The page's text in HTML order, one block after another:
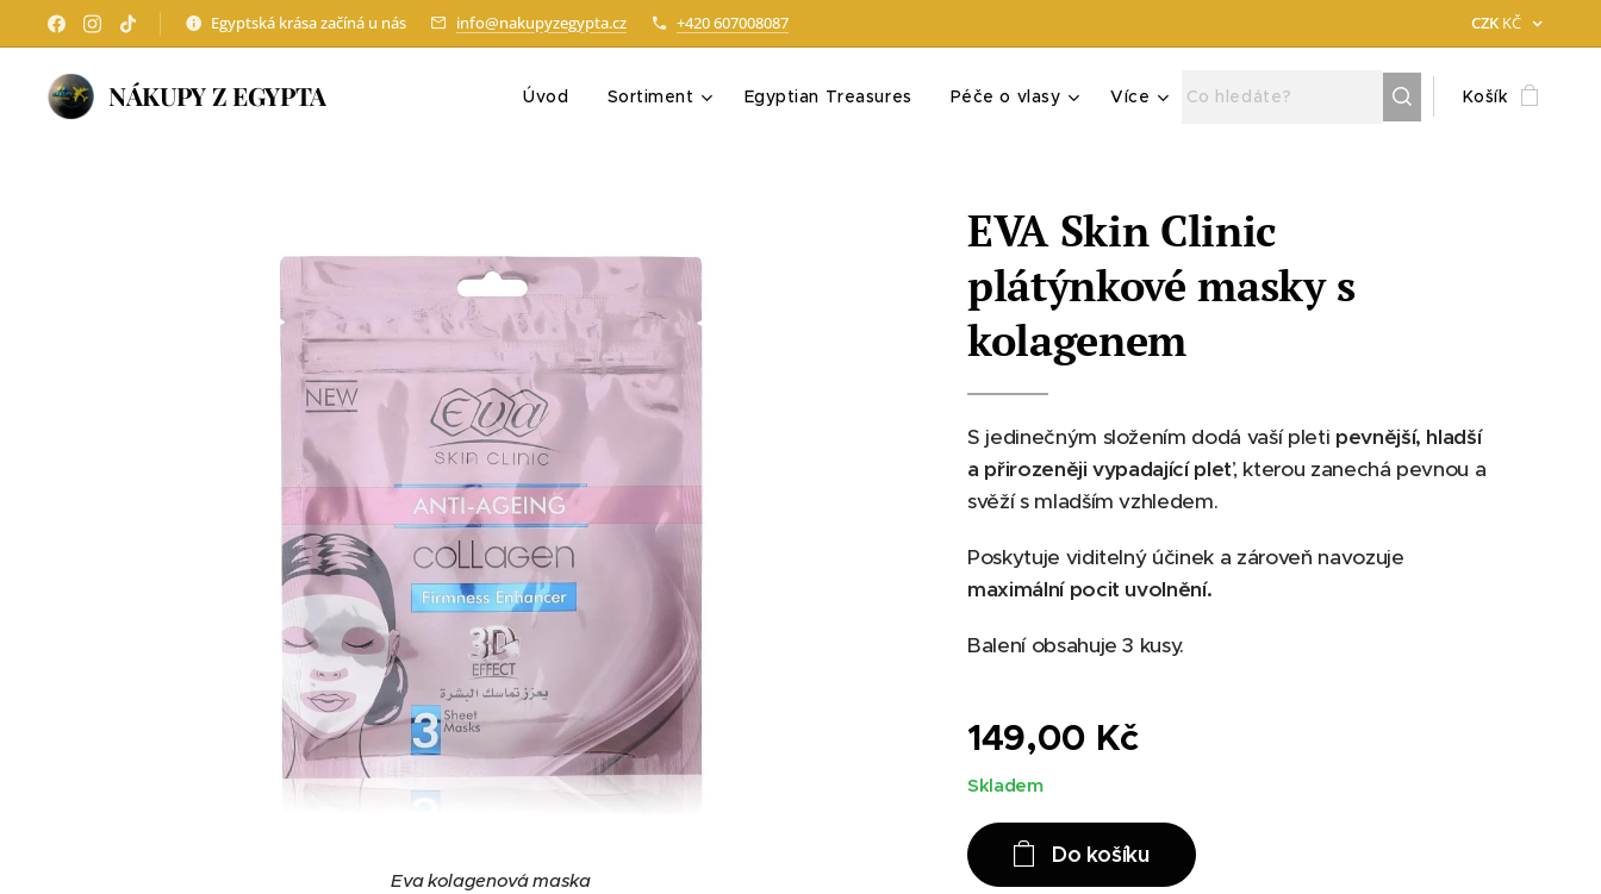
Egyptská krása začíná u nás info@nakupyzegypta.cz +420 607008087 CZK KČ
NÁKUPY Z EGYPTA Úvod Sortiment Egyptian Treasures Péče o vlasy Více Košík
EVA Skin Clinic
plátýnkové masky s
kolagenem
Eva kolagenová maska
S jedinečným složením dodá vaší pleti pevnější, hladší
a přirozeněji vypadající pleť, kterou zanechá pevnou a
svěží s mladším vzhledem.
Poskytuje viditelný účinek a zároveň navozuje
maximální pocit uvolnění.
Balení obsahuje 3 kusy.
149,00 Kč
Skladem
Do košíku